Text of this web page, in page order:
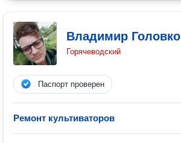
Владимир Головко
Горячеводский
Паспорт проверен
Ремонт культиваторов